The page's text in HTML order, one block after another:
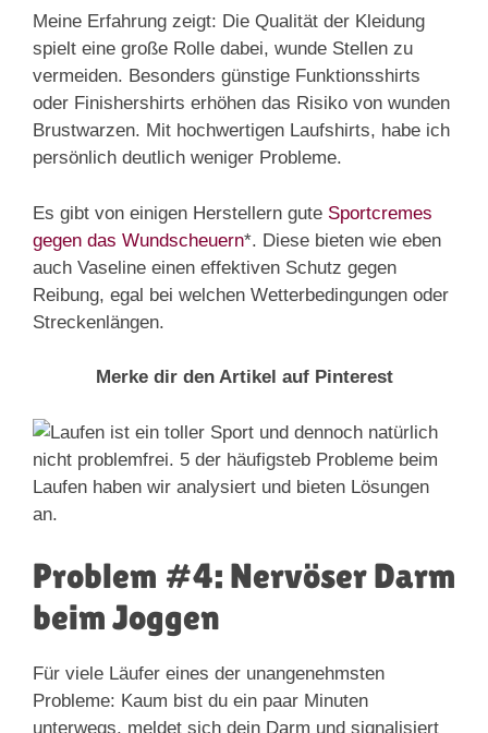
Meine Erfahrung zeigt: Die Qualität der Kleidung
spielt eine große Rolle dabei, wunde Stellen zu
vermeiden. Besonders günstige Funktionsshirts
oder Finishershirts erhöhen das Risiko von wunden
Brustwarzen. Mit hochwertigen Laufshirts, habe ich
persönlich deutlich weniger Probleme.
Es gibt von einigen Herstellern gute Sportcremes
gegen das Wundscheuern*. Diese bieten wie eben
auch Vaseline einen effektiven Schutz gegen
Reibung, egal bei welchen Wetterbedingungen oder
Streckenlängen.
Merke dir den Artikel auf Pinterest
Problem #4: Nervöser Darm
beim Joggen
Für viele Läufer eines der unangenehmsten
Probleme: Kaum bist du ein paar Minuten
unterwegs, meldet sich dein Darm und signalisiert